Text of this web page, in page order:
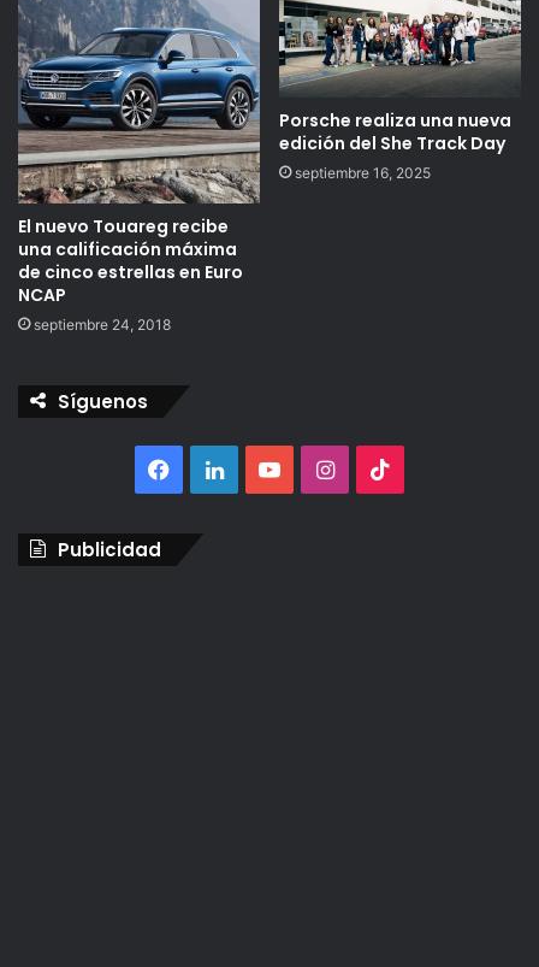
El nuevo Touareg recibe
una calificación máxima
de cinco estrellas en Euro
NCAP
septiembre 24, 2018
Porsche realiza una nueva
edición del She Track Day
septiembre 16, 2025
Síguenos
Facebook
LinkedInYouTubeInstagram
Publicidad